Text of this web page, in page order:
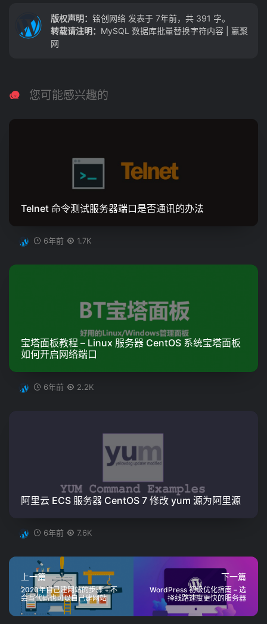
版权声明： 铭创网络 发表于 7年前，共 391 字。
转载请注明： MySQL 数据库批量替换字符内容 | 赢聚
网
您可能感兴趣的
Telnet 命令测试服务器端口是否通讯的办法
6年前 1.7K
宝塔面板教程 – Linux 服务器 CentOS 系统宝塔面板
如何开启网络端口
6年前 2.2K
阿里云 ECS 服务器 CentOS 7 修改 yum 源为阿里源
6年前 7.6K
上一篇
2020年自己建网站的步骤 - 不
会写代码也可以自己建网站
下一篇
WordPress 初级优化指南 – 选
择线路速度更快的服务器